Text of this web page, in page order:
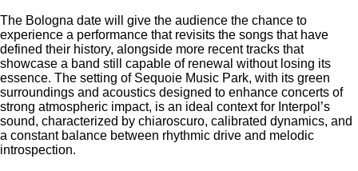
The Bologna date will give the audience the chance to
experience a performance that revisits the songs that have
defined their history, alongside more recent tracks that
showcase a band still capable of renewal without losing its
essence. The setting of Sequoie Music Park, with its green
surroundings and acoustics designed to enhance concerts of
strong atmospheric impact, is an ideal context for Interpol’s
sound, characterized by chiaroscuro, calibrated dynamics, and
a constant balance between rhythmic drive and melodic
introspection.